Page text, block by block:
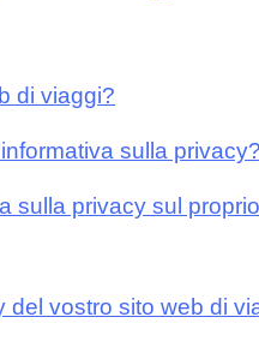
di viaggi?
sulla privacy?
sulla privacy sul
del vostro sito web di